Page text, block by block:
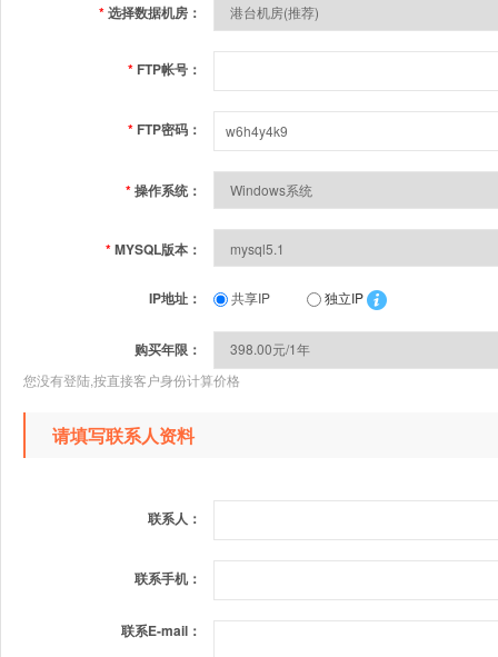
*选择数据机房：
* FTP帐号：
* FTP密码：
*操作系统：
*MYSQL版本：
IP地址： 共享IP 独立IP
购买年限：
您没有登陆,按直接客户身份计算价格
请填写联系人资料
联系人：
联系手机：
联系E-mail：